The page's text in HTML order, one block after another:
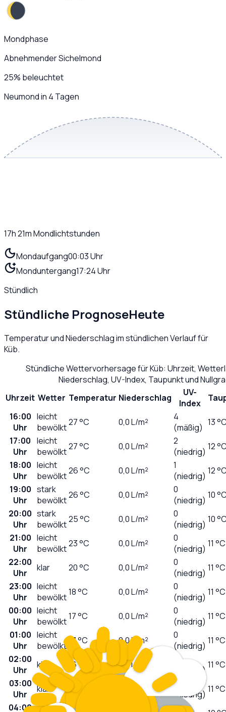
Mondphase
Abnehmender Sichelmond
25% beleuchtet
Neumond in 4 Tagen
17h 21mMondlichtstunden
Mondaufgang00:03 Uhr
Monduntergang17:24 Uhr
Stündlich
Stündliche PrognoseHeute
Temperatur und Niederschlag im stündlichen Verlauf für
Küb.
Stündliche Wettervorhersage fürKüb: Uhrzeit,
Niederschlag, UV-Index, Taupunkt und
Uhrzeit Wetter Temperatur Niederschlag
UV-
Index
16:00
Uhr
leicht
bewölkt27°C 0,0L/m²
4
(mäßig) 13
17:00
Uhr
leicht
bewölkt27°C 0,0L/m²
2
(niedrig) 12
18:00
Uhr
leicht
bewölkt26°C 0,0L/m²
1
(niedrig) 12
19:00
Uhr
stark
bewölkt26°C 0,0L/m²
0
(niedrig) 10
20:00
Uhr
stark
bewölkt25°C 0,0L/m²
0
(niedrig) 10
21:00
Uhr
leicht
bewölkt23°C 0,0L/m²
0
(niedrig) 11 °C
22:00
Uhr
klar 20°C 0,0L/m²
0
(niedrig) 11 °C
23:00
Uhr
leicht
bewölkt18°C 0,0L/m²
0
(niedrig) 11 °C
00:00
Uhr
leicht
bewölkt17°C 0,0L/m²
0
(niedrig) 11 °C
01:00
Uhr
leicht
bewölkt 17°C 0,0L/m²
0
(niedrig) 11 °C
02:00
Uhr
klar 16°C 0,0L/m²
(niedrig)11 °C
03:00
Uhr
klar 15 L/m²
0
(niedrig) 11 °C
04:00
0